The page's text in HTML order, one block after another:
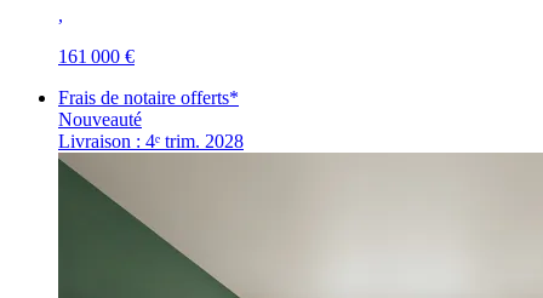
,
161 000 €
Frais de notaire offerts*
Nouveauté
Livraison : 4ᵉ trim. 2028